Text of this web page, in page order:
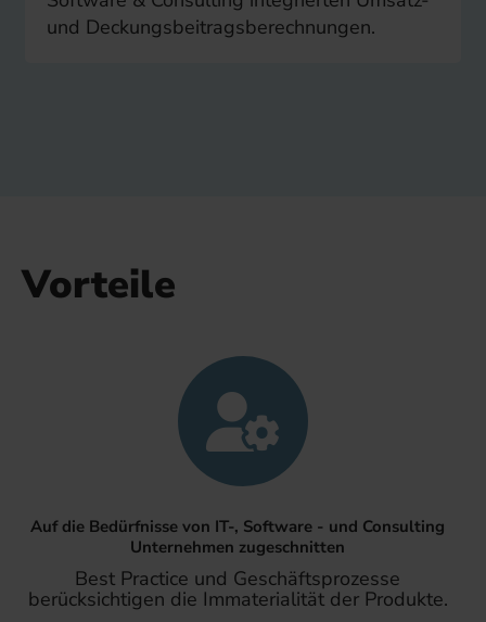
und Deckungsbeitragsberechnungen.
Vorteile
Auf die Bedürfnisse von IT-, Software - und Consulting
Unternehmen zugeschnitten
Best Practice und Geschäftsprozesse
berücksichtigen die Immaterialität der Produkte.